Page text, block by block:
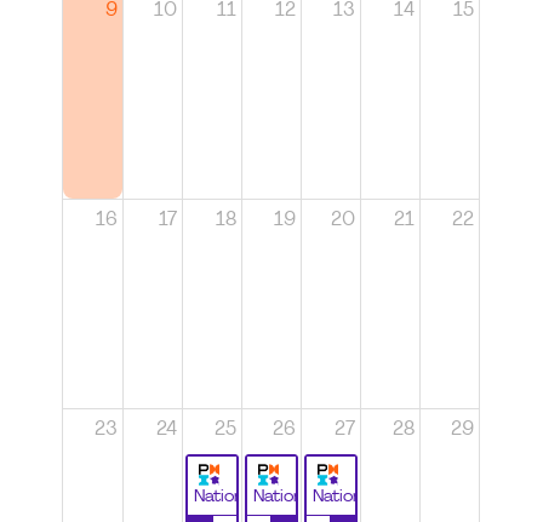
9 10 11 12 13 14 15
16 17 18 19 20 21 22
23 24 25
National
26
National
27
National
28 29